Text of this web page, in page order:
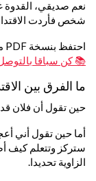
نعم صديقي،
شخص فأردت
احتفظ بنسخة PDF من المقالة بدون انترنيت
📚 كن سباقا
ما الفرق بين
حين تقول أن فلان
أما حين تقول أني
ستركز وتتعلم كيف
الزاوية تحديدا.